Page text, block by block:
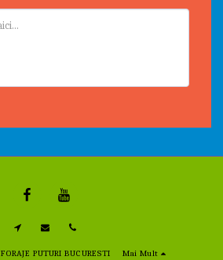
FORAJE PUTURI BUCURESTI Mai Mult